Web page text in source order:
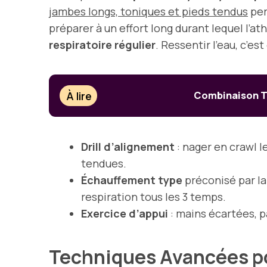
jambes longs, toniques et pieds tendus
préparer à un effort long durant lequel
respiratoire régulier. Ressentir l’eau,
À lire Combinaison
Drill d’alignement : nager en crawl
tendues.
Échauffement type préconisé par
respiration tous les 3 temps.
Exercice d’appui : mains écartées,
Techniques Avancées